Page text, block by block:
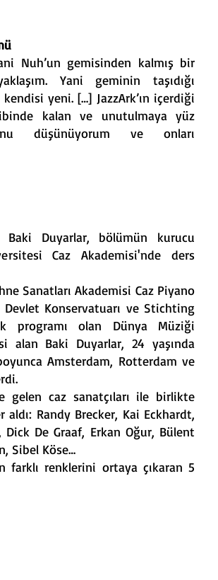
Nuh’un gemisinden kalmış bir
Yani geminin taşıdığı
yeni. […] JazzArk’ın içerdiği
kalan ve unutulmaya yüz
düşünüyorum ve onları
Baki Duyarlar, bölümün kurucu
Caz Akademisi'nde ders
Sanatları Akademisi Caz Piyano
Konservatuarı ve Stichting
programı olan Dünya Müziği
alan Baki Duyarlar, 24 yaşında
Amsterdam, Rotterdam ve
gelen caz sanatçıları ile birlikte
Randy Brecker, Kai Eckhardt,
De Graaf, Erkan Oğur, Bülent
Sibel Köse…
renklerini ortaya çıkaran 5